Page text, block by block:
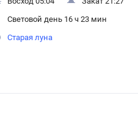
Световой день 16 ч 23 мин
Старая луна